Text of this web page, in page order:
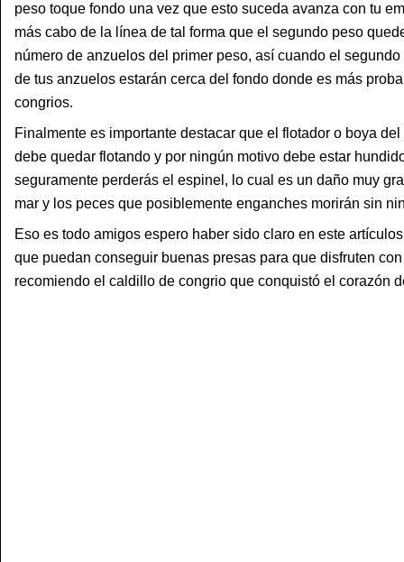
peso toque fondo una vez que esto suceda avanza con tu
más cabo de la línea de tal forma que el segundo peso
número de anzuelos del primer peso, así cuando el
de tus anzuelos estarán cerca del fondo donde es más
congrios.
Finalmente es importante destacar que el flotador o boya
debe quedar flotando y por ningún motivo debe estar
seguramente perderás el espinel, lo cual es un daño muy
mar y los peces que posiblemente enganches morirán sin
Eso es todo amigos espero haber sido claro en este
que puedan conseguir buenas presas para que disfruten
recomiendo el caldillo de congrio que conquistó el corazón